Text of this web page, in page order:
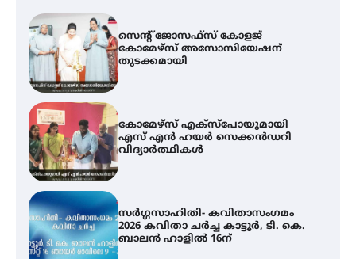
കോമേഴ്സ് എക്സ്പോയുമായി
എസ് എൻ ഹയർ സെക്കൻഡറി
വിദ്യാർത്ഥികൾ
സർഗ്ഗസാഹിതി- കവിതാസംഗമം
2026 കവിതാ ചർച്ച കാട്ടൂർ, ടി. കെ.
ബാലൻ ഹാളിൽ 16ന്
ഇടത്തരം മഴയ്ക്കും കാറ്റിനും
സാധ്യത ഇരിങ്ങാലക്കുടയിൽ 4.4
മില്ലി മീറ്റർ മഴ ലഭിച്ചു